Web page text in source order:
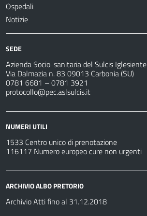
Ospedali
Notizie
SEDE
Azienda Socio-sanitaria del Sulcis Iglesiente
Via Dalmazia n. 83 09013 Carbonia (SU)
0781 6681 – 0781 3921
protocollo@pec.aslsulcis.it
NUMERI UTILI
1533 Centro unico di prenotazione
116117 Numero europeo cure non urgenti
ARCHIVIO ALBO PRETORIO
Archivio Atti fino al 31.12.2018